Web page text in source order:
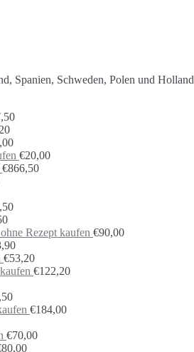
Spanien, Schweden, Polen und Holland
€20,00
€866,50
Rezept kaufen €90,00
€53,20
€122,20
€184,00
€70,00
80,00